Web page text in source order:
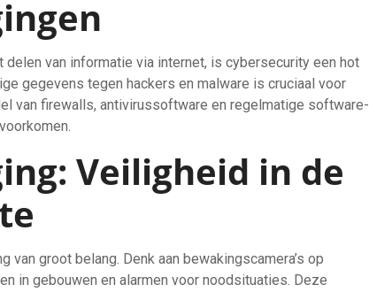
van informatie via internet, is cybersecurity een hot
gegevens tegen hackers en malware is cruciaal voor
van firewalls, antivirussoftware en regelmatige software-
Veiligheid in de
groot belang. Denk aan bewakingscamera’s op
in gebouwen en alarmen voor noodsituaties. Deze